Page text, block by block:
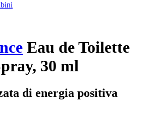
Eau de Toilette
30 ml
di energia positiva